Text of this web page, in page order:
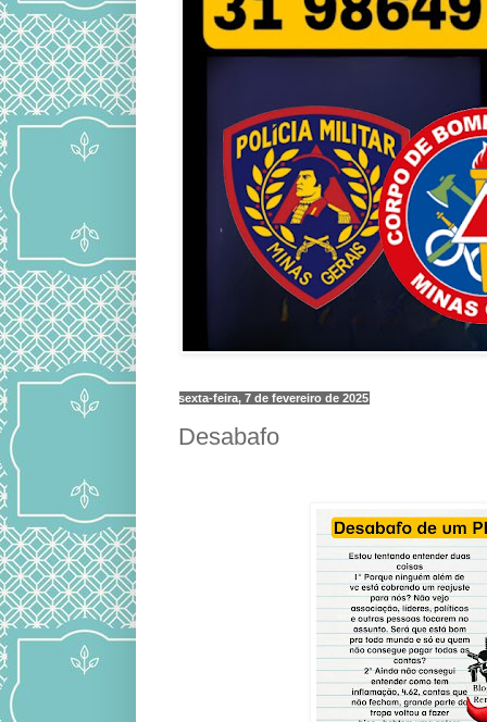
sexta-feira, 7 de fevereiro de 2025
Desabafo